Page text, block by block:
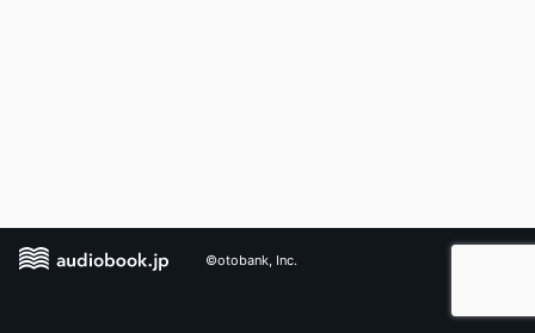
©otobank, Inc.